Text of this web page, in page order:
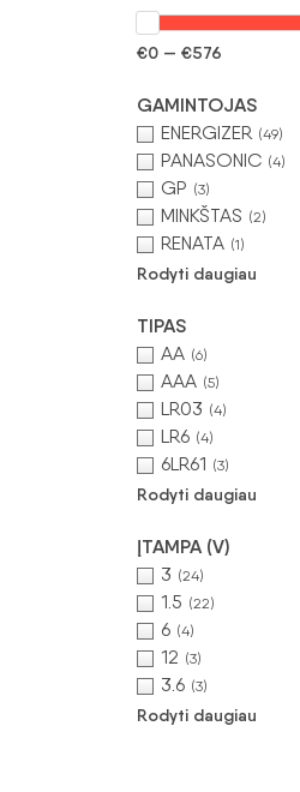
€0 — €576
GAMINTOJAS
ENERGIZER (49)
PANASONIC (4)
GP (3)
MINKŠTAS (2)
RENATA (1)
Rodyti daugiau
TIPAS
AA (6)
AAA (5)
LR03 (4)
LR6 (4)
6LR61 (3)
Rodyti daugiau
ĮTAMPA (V)
3 (24)
1.5 (22)
6 (4)
12 (3)
3.6 (3)
Rodyti daugiau